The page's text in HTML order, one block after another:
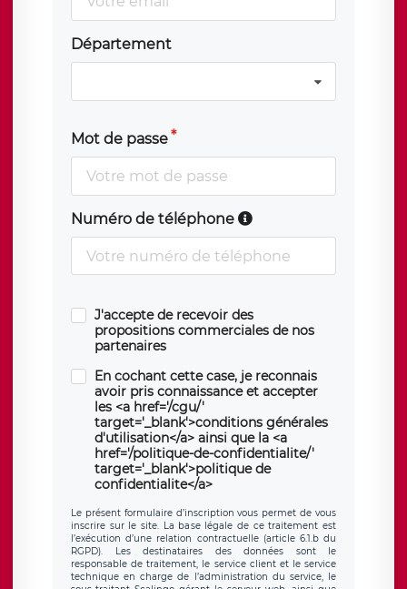
Département
Mot de passe
Numéro de téléphone
J'accepte de recevoir des
propositions commerciales de nos
partenaires
En cochant cette case, je reconnais
avoir pris connaissance et accepter
les <a href='/cgu/'
target='_blank'>conditions générales
d'utilisation</a> ainsi que la <a
href='/politique-de-confidentialite/'
target='_blank'>politique de
confidentialite</a>
Le présent formulaire d’inscription vous permet de vous
inscrire sur le site. La base légale de ce traitement est
l’exécution d’une relation contractuelle (article 6.1.b du
RGPD). Les destinataires des données sont le
responsable de traitement, le service client et le service
technique en charge de l’administration du service, le